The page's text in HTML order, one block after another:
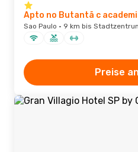
Apto no Butantã c
Sao Paulo · 9 km bis
Preise